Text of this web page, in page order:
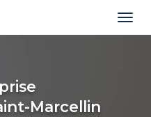
Marcellin